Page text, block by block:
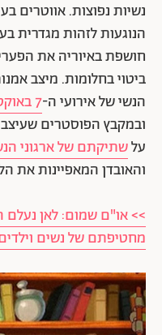
נשיות נפוצות. אווטרים
הנוגעות לזהות מגדרית
חושפת באיוריה את
ביטוי בחלומות. מיצב
הנשי של אירועי ה-7 באוקטובר
ובמקבץ הפוסטרים
עלשתיקתם של ארגוני
והאובדן המאפיינות את
>> או"ם שמום: לאן נעלם
מחטיפתם של נשים